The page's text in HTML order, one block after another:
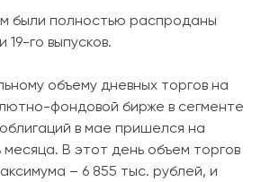
были полностью распроданы
19-го выпусков.
объему дневных торгов на
фондовой бирже в сегменте
в мае пришелся на
В этот день объем торгов
– 6 855 тыс. рублей, и